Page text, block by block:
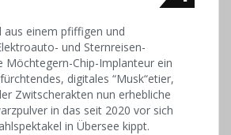
aus einem pfiffigen und
und Sternreisen-
Möchtegern-Chip-Implanteur ein
digitales “Musk“etier,
Zwitscherakten nun erhebliche
in das seit 2020 vor sich
in Übersee kippt.